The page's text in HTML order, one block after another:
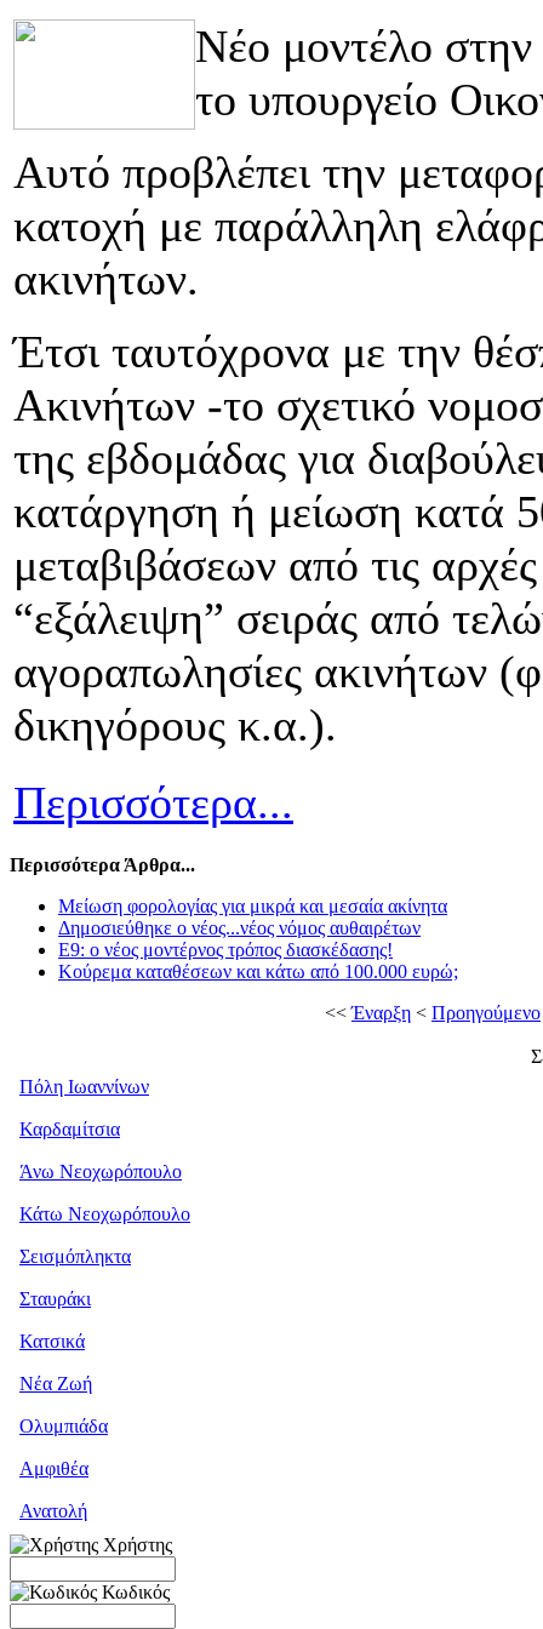
Νέο μοντέλο
το υπουργείο
Αυτό προβλέπει την
κατοχή με παράλληλη
ακινήτων.
Έτσι ταυτόχρονα με την
Ακινήτων -το σχετικό
της εβδομάδας για
κατάργηση ή μείωση κατά
μεταβιβάσεων από τις
“εξάλειψη” σειράς από
αγοραπωλησίες ακινήτων
δικηγόρους κ.α.).
Περισσότερα...
Περισσότερα Άρθρα...
Μείωση φορολογίας για μικρά και μεσαία ακίνητα
Δημοσιεύθηκε ο νέος...νέος νόμος αυθαιρέτων
Ε9: ο νέος μοντέρνος τρόπος διασκέδασης!
Κούρεμα καταθέσεων και κάτω από 100.000 ευρώ;
<<Έναρξη < Προηγούμενο
Πόλη Ιωαννίνων
Καρδαμίτσια
Άνω Νεοχωρόπουλο
Κάτω Νεοχωρόπουλο
Σεισμόπληκτα
Σταυράκι
Κατσικά
Νέα Ζωή
Ολυμπιάδα
Αμφιθέα
Ανατολή
Χρήστης
Κωδικός